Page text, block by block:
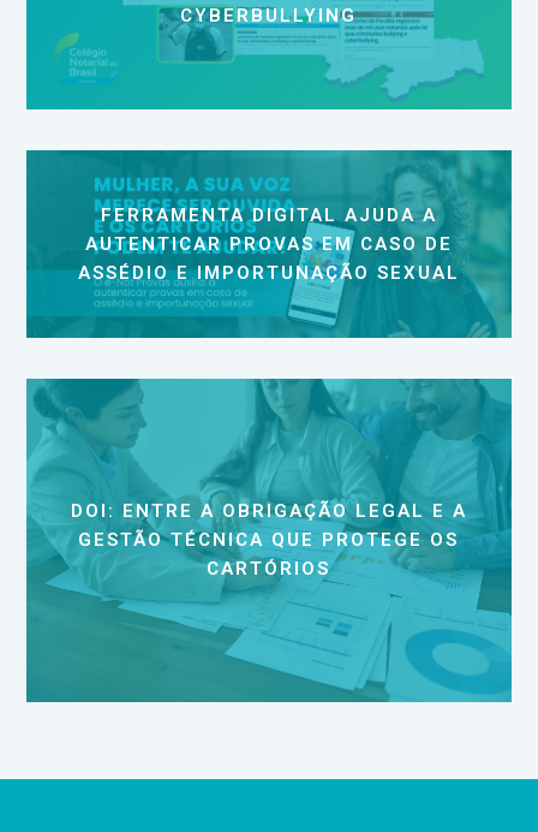
CYBERBULLYING
FERRAMENTA DIGITAL AJUDA A
AUTENTICAR PROVAS EM CASO DE
ASSÉDIO E IMPORTUNAÇÃO SEXUAL
DOI: ENTRE A OBRIGAÇÃO LEGAL E A
GESTÃO TÉCNICA QUE PROTEGE OS
CARTÓRIOS